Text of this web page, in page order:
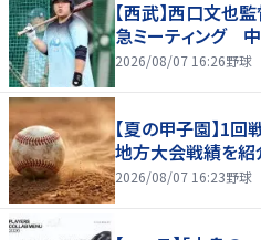
【西武】西口文也
急ミーティング
2026/08/07 16:26野球
【夏の甲子園】1
地方大会戦績を紹
2026/08/07 16:23野球